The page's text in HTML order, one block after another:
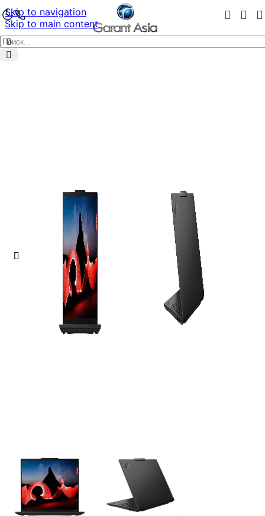
Skip to navigation
Skip to main content